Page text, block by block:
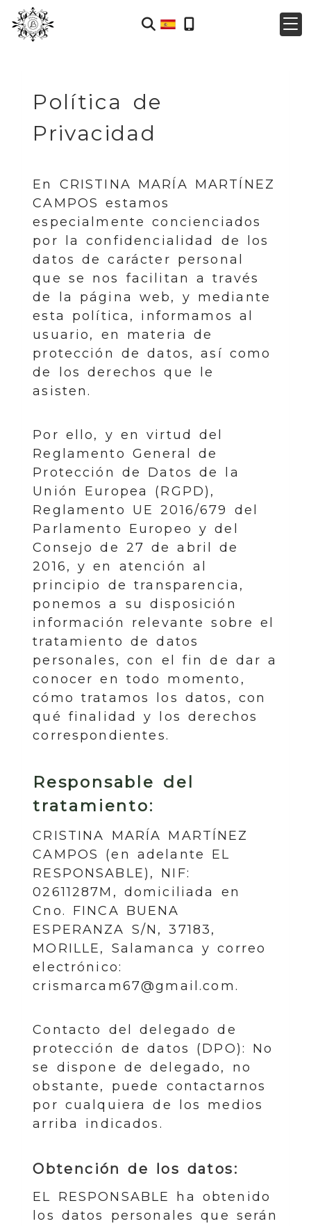
Política de
Privacidad
En CRISTINA MARÍA MARTÍNEZ
CAMPOS estamos
especialmente concienciados
por la confidencialidad de los
datos de carácter personal
que se nos facilitan a través
de la página web, y mediante
esta política, informamos al
usuario, en materia de
protección de datos, así como
de los derechos que le
asisten.
Por ello, y en virtud del
Reglamento General de
Protección de Datos de la
Unión Europea (RGPD),
Reglamento UE 2016/679 del
Parlamento Europeo y del
Consejo de 27 de abril de
2016, y en atención al
principio de transparencia,
ponemos a su disposición
información relevante sobre el
tratamiento de datos
personales, con el fin de dar a
conocer en todo momento,
cómo tratamos los datos, con
qué finalidad y los derechos
correspondientes.
Responsable del
tratamiento:
CRISTINA MARÍA MARTÍNEZ
CAMPOS
(en adelante EL
RESPONSABLE), NIF:
02611287M , domiciliada en
Cno. FINCA BUENA
ESPERANZA S/N ,37183,
MORILLE, Salamanca
y correo
electrónico:
crismarcam67@gmail.com.
Contacto del delegado de
protección de datos (DPO): No
se dispone de delegado, no
obstante, puede contactarnos
por cualquiera de los medios
arriba indicados.
Obtención de los datos:
EL RESPONSABLE ha obtenido
los datos personales que serán